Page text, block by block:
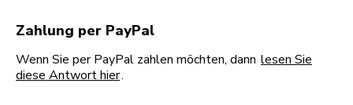
Zahlung per PayPal
Wenn Sie per PayPal zahlen möchten, dann lesen Sie
diese Antwort hier.